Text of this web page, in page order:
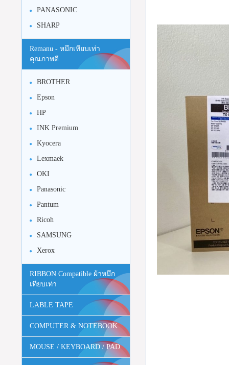
PANASONIC
SHARP
Remanu - หมึกเทียบเท่า
คุณภาพดี
BROTHER
Epson
HP
INK Premium
Kyocera
Lexmaek
OKI
Panasonic
Pantum
Ricoh
SAMSUNG
Xerox
RIBBON Compatible ผ้าหมึก
เทียบเท่า
LABLE TAPE
COMPUTER & NOTEBOOK
MOUSE / KEYBOARD / PAD